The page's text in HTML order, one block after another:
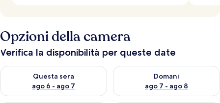
Opzioni della camera
Verifica la disponibilità per queste date
Questa sera
ago 6 - ago 7
Verifica la disponibilità per questa sera, ago 6 - ago 7
Domani
ago 7 - ago 8
Verifica la disponibilità per